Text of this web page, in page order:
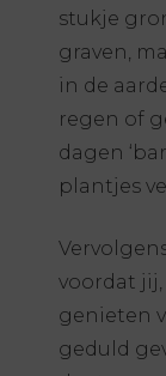
stukje
graven,
in de
regen of
dagen
plantjes
voordat
genieten
geduld